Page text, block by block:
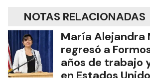
NOTAS RELACIONADAS
María Alejandra
regresó a
años de trabajo